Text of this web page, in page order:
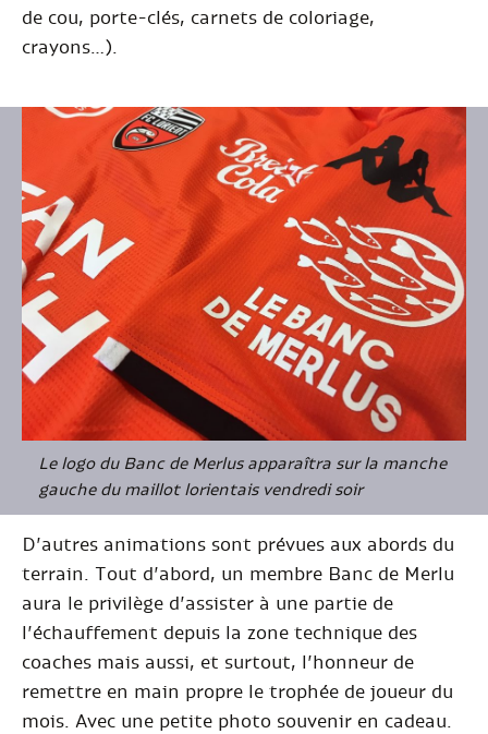
de cou, porte-clés, carnets de coloriage,
crayons…).
Le logo du Banc de Merlus apparaîtra sur la manche
gauche du maillot lorientais vendredi soir
D’autres animations sont prévues aux abords du
terrain. Tout d’abord, un membre Banc de Merlu
aura le privilège d’assister à une partie de
l’échauffement depuis la zone technique des
coaches mais aussi, et surtout, l’honneur de
remettre en main propre le trophée de joueur du
mois. Avec une petite photo souvenir en cadeau.